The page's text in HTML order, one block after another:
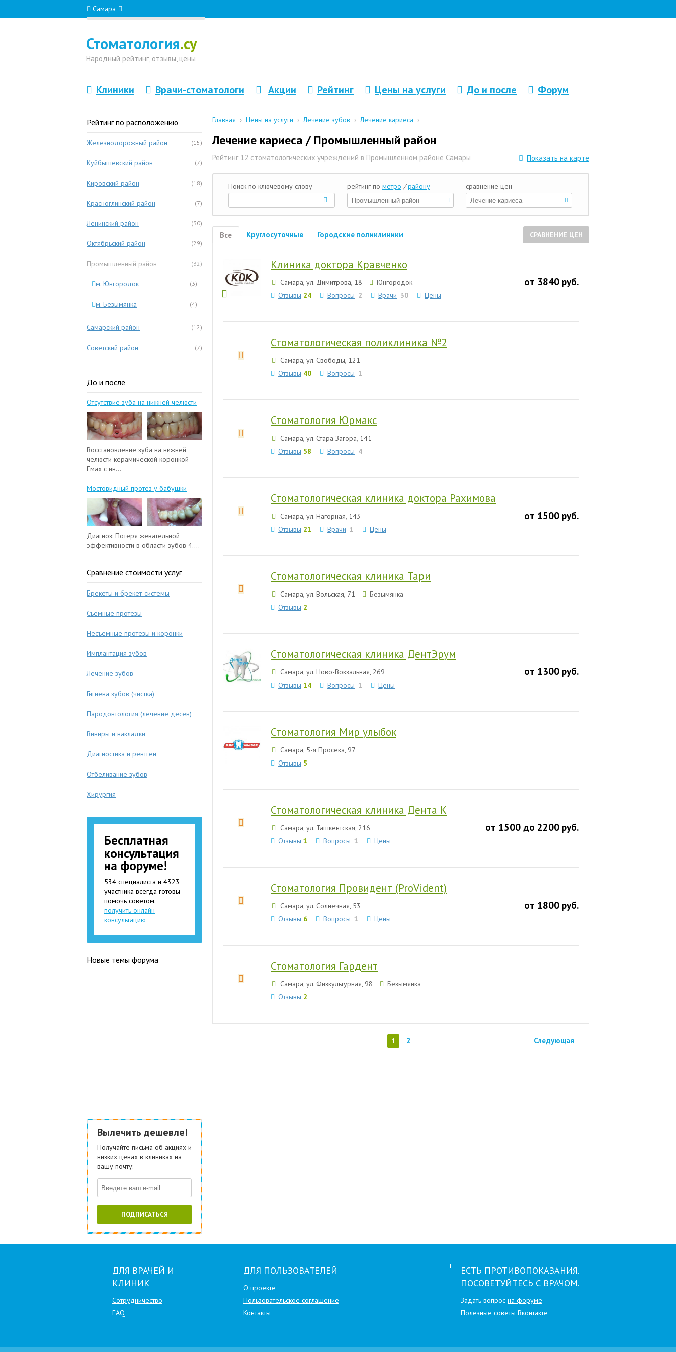
Самара
Стоматология.су
Народный рейтинг, отзывы, цены
Клиники Врачи-стоматологи Акции Рейтинг Цены на услуги До и после Форум
Главная › Цены на услуги › Лечение зубов › Лечение кариеса ›
Лечение кариеса / Промышленный район
Рейтинг 12 стоматологических учреждений в Промышленном районе Самары Показать на карте
СРАВНЕНИЕ ЦЕН
Все Круглосуточные Городские поликлиники
Клиника доктора Кравченко
Самара, ул. Димитрова, 18
Юнгородок
Отзывы 24 Вопросы 2 Врачи 30 Цены
от 3840 руб.
Стоматологическая поликлиника №2
Самара, ул. Свободы, 121
Отзывы 40 Вопросы 1
Стоматология Юрмакс
Самара, ул. Стара Загора, 141
Отзывы 58 Вопросы 4
Стоматологическая клиника доктора Рахимова
Самара, ул. Нагорная, 143
Отзывы 21 Врачи 1 Цены
от 1500 руб.
Стоматологическая клиника Тари
Самара, ул. Вольская, 71
Безымянка
Отзывы 2
Стоматологическая клиника ДентЭрум
Самара, ул. Ново-Вокзальная, 269
Отзывы 14 Вопросы 1 Цены
от 1300 руб.
Стоматология Мир улыбок
Самара, 5-я Просека, 97
Отзывы 5
Стоматологическая клиника Дента К
Самара, ул. Ташкентская, 216
Отзывы 1 Вопросы 1 Цены
от 1500 до 2200 руб.
Стоматология Провидент (ProVident)
Самара, ул. Солнечная, 53
Отзывы 6 Вопросы 1 Цены
от 1800 руб.
Стоматология Гардент
Самара, ул. Физкультурная, 98
Безымянка
Отзывы 2
1 2 Следующая
Поиск по ключевому слову рейтинг по метро / району сравнение цен
Рейтинг по расположению
(15)
Железнодорожный район
(7)
Куйбышевский район
(18)
Кировский район
(7)
Красноглинский район
(30)
Ленинский район
(29)
Октябрьский район
(32)
Промышленный район
(3)
м. Юнгородок
(4)
м. Безымянка
(12)
Самарский район
(7)
Советский район
До и после
Отсутствие зуба на нижней челюсти
Восстановление зуба на нижней
челюсти керамической коронкой
Емах с ин...
Мостовидный протез у бабушки
Диагноз: Потеря жевательной
эффективности в области зубов 4....
Сравнение стоимости услуг
Брекеты и брекет-системы
Съемные протезы
Несъемные протезы и коронки
Имплантация зубов
Лечение зубов
Гигиена зубов (чистка)
Пародонтология (лечение десен)
Виниры и накладки
Диагностика и рентген
Отбеливание зубов
Хирургия
Бесплатная
консультация
на форуме!
534 специалиста и 4323
участника всегда готовы
помочь советом.
получить онлайн
консультацию
Новые темы форума
Вылечить дешевле!
Получайте письма об акциях и
низких ценах в клиниках на
вашу почту:
ПОДПИСАТЬСЯ
ДЛЯ ВРАЧЕЙ И
КЛИНИК
Сотрудничество
FAQ
ДЛЯ ПОЛЬЗОВАТЕЛЕЙ
О проекте
Пользовательское соглашение
Контакты
ЕСТЬ ПРОТИВОПОКАЗАНИЯ.
ПОСОВЕТУЙТЕСЬ С ВРАЧОМ.
Задать вопрос на форуме
Полезные советы Вконтакте